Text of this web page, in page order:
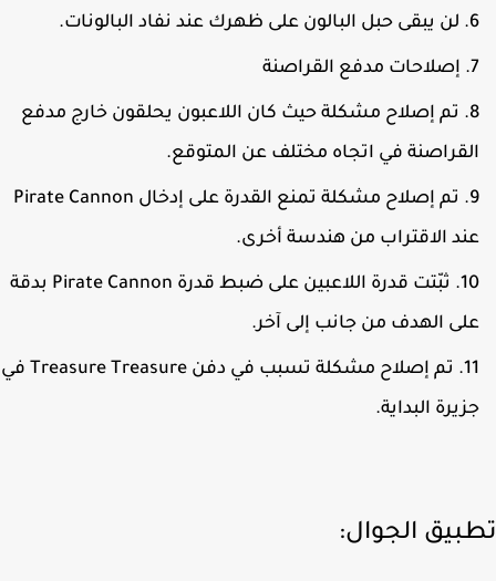
لن يبقى حبل البالون على ظهرك عند نفاد البالونات.
إصلاحات مدفع القراصنة
تم إصلاح مشكلة حيث كان اللاعبون يحلقون خارج مدفع
في اتجاه مختلف عن المتوقع.
تم إصلاح مشكلة تمنع القدرة على إدخال Pirate Cannon
الاقتراب من هندسة أخرى.
ثبّتت قدرة اللاعبين على ضبط قدرة Pirate Cannon بدقة
الهدف من جانب إلى آخر.
تم إصلاح مشكلة تسبب في دفن Treasure Treasure في
البداية.
الجوال: